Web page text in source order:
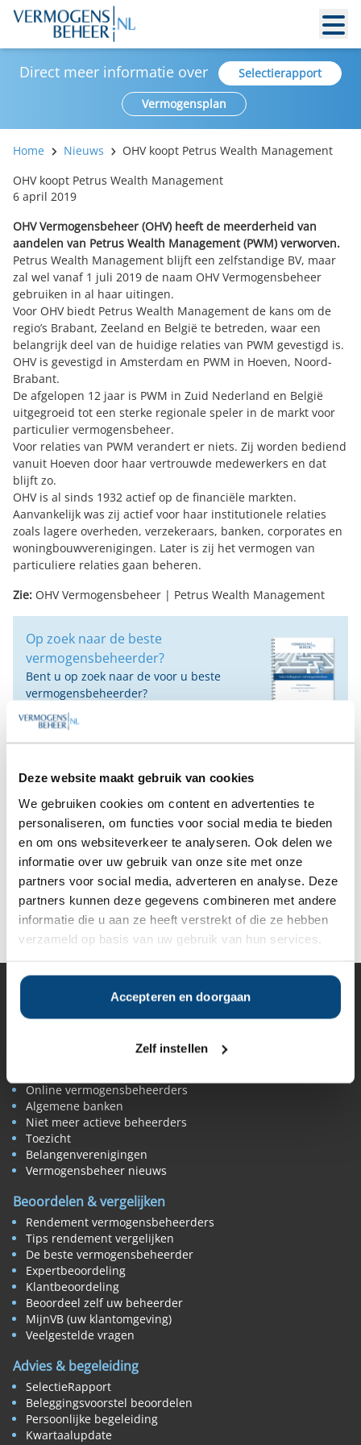
Deze website maakt gebruik van cookies
We gebruiken cookies om content en advertenties te
personaliseren, om functies voor social media te bieden
en om ons websiteverkeer te analyseren. Ook delen we
informatie over uw gebruik van onze site met onze
partners voor social media, adverteren en analyse. Deze
partners kunnen deze gegevens combineren met andere
informatie die u aan ze heeft verstrekt of die ze hebben
verzameld op basis van uw gebruik van hun services.
Accepteren en doorgaan
Zelf instellen
Direct meer informatie over
Selectierapport
Vermogensplan
Home Nieuws
OHV koopt Petrus Wealth Management
OHV koopt Petrus Wealth Management
6 april 2019
OHV Vermogensbeheer (OHV) heeft de meerderheid van
aandelen van Petrus Wealth Management (PWM) verworven.
Petrus Wealth Management blijft een zelfstandige BV, maar
zal wel vanaf 1 juli 2019 de naam OHV Vermogensbeheer
gebruiken in al haar uitingen.
Voor OHV biedt Petrus Wealth Management de kans om de
regio’s Brabant, Zeeland en België te betreden, waar een
belangrijk deel van de huidige relaties van PWM gevestigd is.
OHV is gevestigd in Amsterdam en PWM in Hoeven, Noord-
Brabant.
De afgelopen 12 jaar is PWM in Zuid Nederland en België
uitgegroeid tot een sterke regionale speler in de markt voor
particulier vermogensbeheer.
Voor relaties van PWM verandert er niets. Zij worden bediend
vanuit Hoeven door haar vertrouwde medewerkers en dat
blijft zo.
OHV is al sinds 1932 actief op de financiële markten.
Aanvankelijk was zij actief voor haar institutionele relaties
zoals lagere overheden, verzekeraars, banken, corporates en
woningbouwverenigingen. Later is zij het vermogen van
particuliere relaties gaan beheren.
Zie: OHV Vermogensbeheer | Petrus Wealth Management
Op zoek naar de beste
vermogensbeheerder?
Bent u op zoek naar de voor u beste
vermogensbeheerder?
Vraag dan gratis en geheel vrijblijvend een
SelectieRapport aan. Per e-mail ontvangt u
een selectie van goede vermogensbeheerders die het
voorkeuren.
Gratis Selectierapport
Deel op Facebook
Deel op X
Deel op LinkedIn
Vermogensbeheer
Vermogensbeheerders per regio
Online vermogensbeheerders
Algemene banken
Niet meer actieve beheerders
Toezicht
Belangenverenigingen
Vermogensbeheer nieuws
Beoordelen & vergelijken
Rendement vermogensbeheerders
Tips rendement vergelijken
De beste vermogensbeheerder
Expertbeoordeling
Klantbeoordeling
Beoordeel zelf uw beheerder
MijnVB (uw klantomgeving)
Veelgestelde vragen
Advies & begeleiding
SelectieRapport
Beleggingsvoorstel beoordelen
Persoonlijke begeleiding
Kwartaalupdate